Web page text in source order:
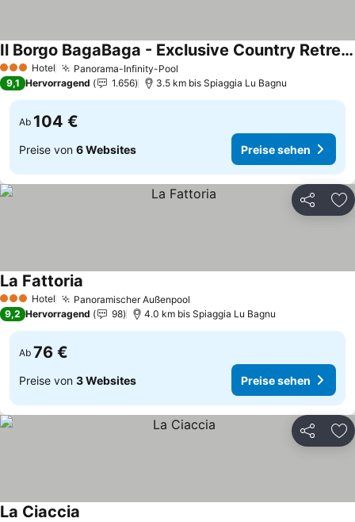
3 SterneHotel Panorama-Infinity-Pool
Il Borgo BagaBaga - Exclusive Country Retreat
9,1 Hervorragend 1.656 3.5 km bis Spiaggia Lu Bagnu
Ab 104 €
Preise von 6 Websites Preise sehen
Teilen
3 SterneHotel Panoramischer Außenpool
La Fattoria
9,2 Hervorragend 98 4.0 km bis Spiaggia Lu Bagnu
Ab 76 €
Preise von 3 Websites Preise sehen
Teilen
La Ciaccia